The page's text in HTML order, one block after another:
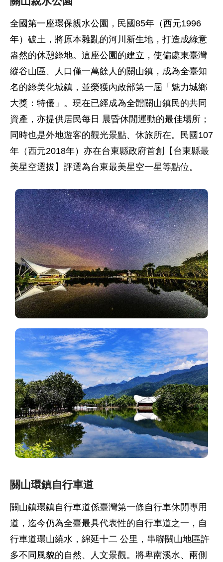
全國第一座環保親水公園，民國85年（西元1996
年）破土，將原本雜亂的河川新生地，打造成綠意
盎然的休憩綠地。這座公園的建立，使偏處東臺灣
縱谷山區、人口僅一萬餘人的關山鎮，成為全臺知
名的綠美化城鎮，並榮獲內政部第一屆「魅力城鄉
大獎：特優」。現在已經成為全體關山鎮民的共同
資產，亦提供居民每日 晨昏休閒運動的最佳場所；
同時也是外地遊客的觀光景點、休旅所在。民國107
年（西元2018年）亦在台東縣政府首創【台東縣最
美星空選拔】評選為台東最美星空一星等點位。
關山環鎮自行車道
關山鎮環鎮自行車道係臺灣第一條自行車休閒專用
道，迄今仍為全臺最具代表性的自行車道之一，自
行車道環山繞水，綿延十二 公里，串聯關山地區許
多不同風貌的自然、人文景觀。將卑南溪水、兩側